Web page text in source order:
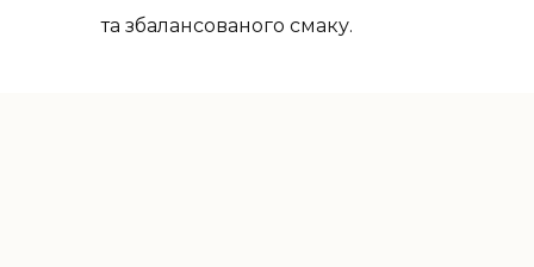
та збалансованого смаку.